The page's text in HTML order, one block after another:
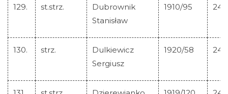
129. st.strz.
Dubrownik
Stanisław
1910/95
130. strz.
Dulkiewicz
Sergiusz
1920/58